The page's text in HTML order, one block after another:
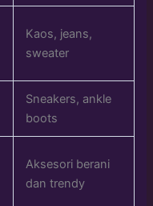
Kaos, jeans,
sweater
Sneakers, ankle
boots
Aksesori berani
dan trendy